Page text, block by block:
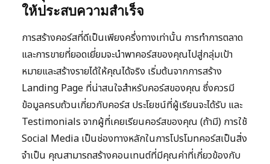
ให้ประสบความสำเร็จ
การสร้างคอร์สที่ดีเป็นเพียงครึ่งทางเท่านั้น การทำการตลาด
และการขายที่ยอดเยี่ยมจะนำพาคอร์สของคุณไปสู่กลุ่มเป้า
หมายและสร้างรายได้ให้คุณได้จริง เริ่มต้นจากการสร้าง
Landing Page ที่น่าสนใจสำหรับคอร์สของคุณ ซึ่งควรมี
ข้อมูลครบถ้วนเกี่ยวกับคอร์ส ประโยชน์ที่ผู้เรียนจะได้รับ และ
Testimonials จากผู้ที่เคยเรียนคอร์สของคุณ (ถ้ามี) การใช้
Social Media เป็นช่องทางหลักในการโปรโมทคอร์สเป็นสิ่ง
จำเป็น คุณสามารถสร้างคอนเทนต์ที่มีคุณค่าที่เกี่ยวข้องกับ